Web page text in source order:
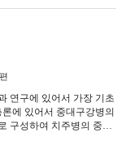
반으로 데이터의 생명주
연구에 있어서 가장 기초
에 있어서 중대구강병의
구성하여 치주병의 중요